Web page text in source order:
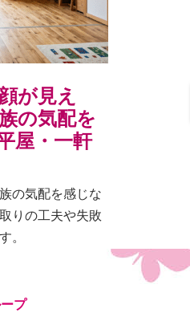
が見え
の気配を
屋・一軒
の気配を感じな
りの工夫や失敗
。
プ